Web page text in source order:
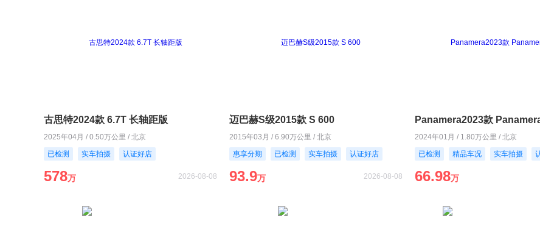
古思特2024款 6.7T 长轴距版
2025年04月 / 0.50万公里 / 北京
已检测
实车拍摄 认证好店
578万 2026-08-08
迈巴赫S级2015款 S 600
2015年03月 / 6.90万公里 / 北京
惠享分期
已检测 实车拍摄 认证好店
93.9万 2026-08-08
Panamera2023款
2024年01月 / 1.80万公里 / 北京
已检测
精品车况 实车拍摄
66.98万